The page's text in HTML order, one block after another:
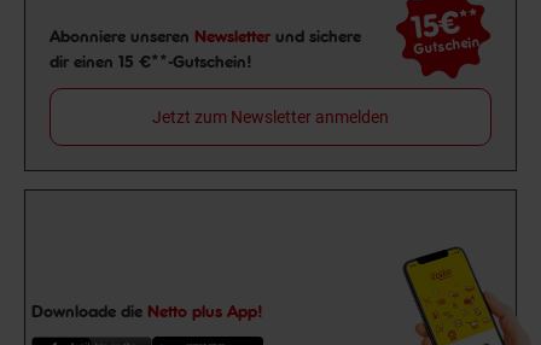
Newsletter Anmeldung
Abonniere unseren Newsletter und sichere
dir einen 15 €**-Gutschein!
15€**
Gutschein
Jetzt zum Newsletter anmelden
Downloade die Netto plus App!